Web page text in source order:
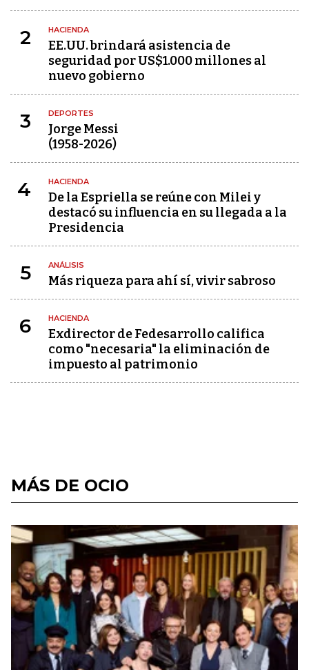
2 HACIENDA
EE.UU. brindará asistencia de
seguridad por US$1.000 millones al
nuevo gobierno
3 DEPORTES
Jorge Messi
(1958-2026)
4 HACIENDA
De la Espriella se reúne con Milei y
destacó su influencia en su llegada a la
Presidencia
5 ANÁLISIS
Más riqueza para ahí sí, vivir sabroso
6 HACIENDA
Exdirector de Fedesarrollo califica
como "necesaria" la eliminación de
impuesto al patrimonio
MÁS DE OCIO